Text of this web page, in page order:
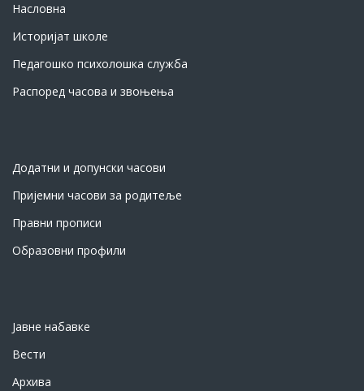
Насловна
Историјат школе
Педагошко психолошка служба
Распоред часова и звоњења
Додатни и допунски часови
Пријемни часови за родитеље
Правни прописи
Образовни профили
Јавне набавке
Вести
Архива